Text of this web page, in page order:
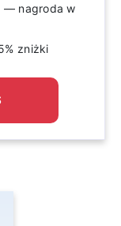
— nagroda w
zniżki